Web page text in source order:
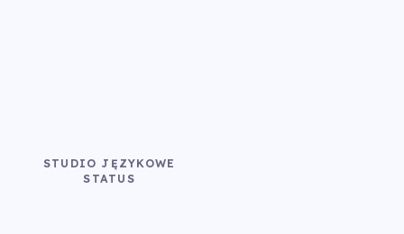
STUDIO JĘZYKOWE
STATUS